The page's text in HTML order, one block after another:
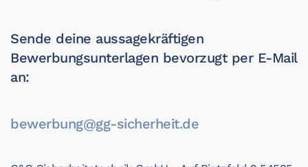
Sende deine aussagekräftigen
Bewerbungsunterlagen bevorzugt per E-Mail
an:
bewerbung@gg-sicherheit.de